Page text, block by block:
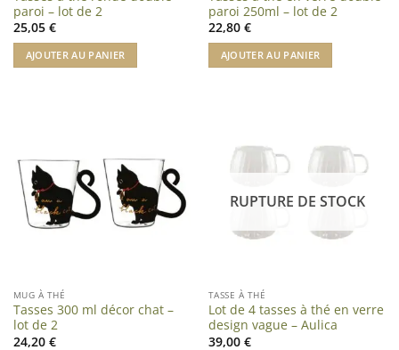
paroi – lot de 2
25,05 €
AJOUTER AU PANIER
paroi 250ml – lot de 2
22,80 €
AJOUTER AU PANIER
MUG À THÉ
Tasses 300 ml décor chat –
lot de 2
24,20 €
RUPTURE DE STOCK
TASSE À THÉ
Lot de 4 tasses à thé en verre
design vague – Aulica
39,00 €